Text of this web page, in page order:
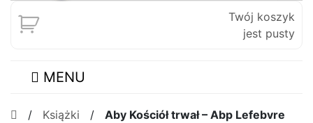
Twój koszyk
jest pusty
MENU
/ Książki / Aby Kościół trwał – Abp Lefebvre